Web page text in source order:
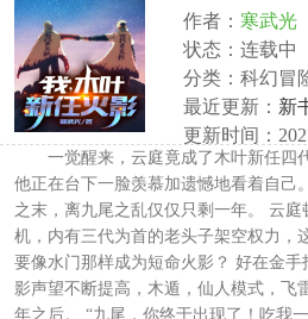
作者： 寒武光
状态：连载中
分类：科幻冒
最近更新： 新书
更新时间：
一觉醒来，云庭竟成了木叶新任四
他正在台下一脸羡慕加遗憾地看着自己
之末，离九尾之乱仅仅只剩一年。 云
机，内有三代为首的老头子架空权力，
要像水门那样成为短命火影？ 好在金
影声望不断提高，木遁，仙人模式，飞
年之后。 “九尾，你终于出现了！吃我